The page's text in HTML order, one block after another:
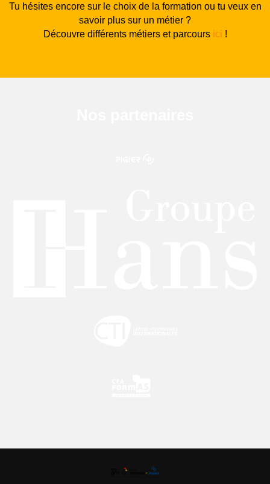
Tu hésites encore sur le choix de la formation ou tu veux en
savoir plus sur un métier ?
Découvre différents métiers et parcours ici !